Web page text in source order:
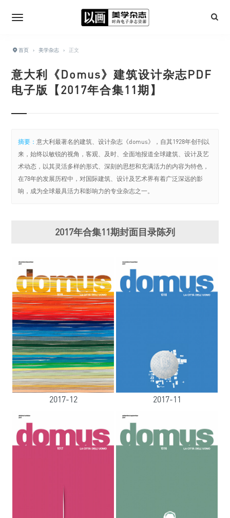
首页 › 美学杂志 › 正文
意大利《Domus》建筑设计杂志PDF
电子版【2017年合集11期】
摘要：意大利最著名的建筑、设计杂志《domus》，自其1928年创刊以
来，始终以敏锐的视角，客观、及时、全面地报道全球建筑、设计及艺
术动态，以其灵活多样的形式、深刻的思想和充满活力的内容为特色，
在78年的发展历程中，对国际建筑、设计及艺术界有着广泛深远的影
响，成为全球最具活力和影响力的专业杂志之一。
2017年合集11期封面目录陈列
2017-12 2017-11